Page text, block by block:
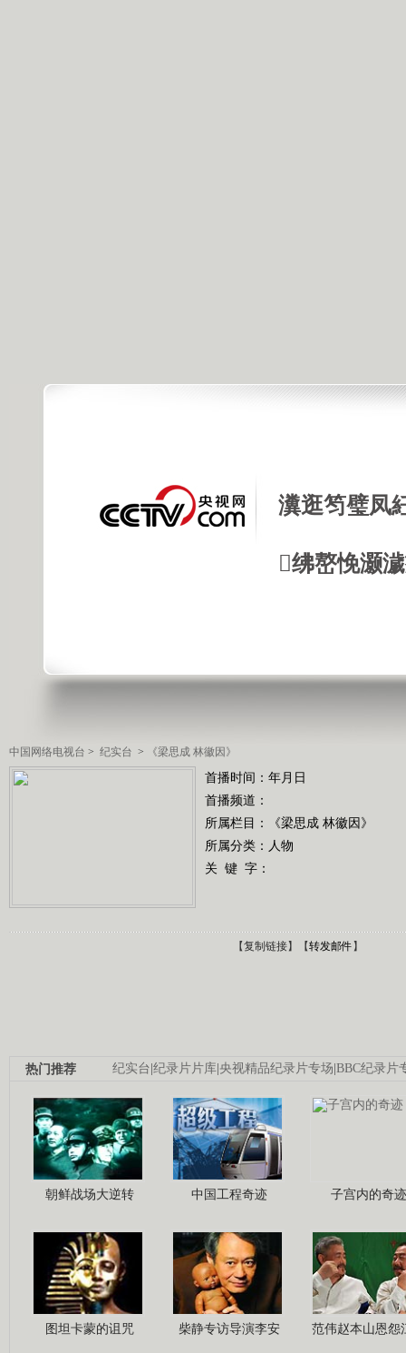
瀵逛笉璧凤
绋嶅悗灏
中国网络电视台 > 纪实台 > 《梁思成 林徽因》
首播时间：年月日
首播频道：
所属栏目：
《梁思成 林徽因》
所属分类：人物
关 键 字：
【复制链接】【转发邮件】
纪实台|纪录片片库|央视精品纪录片专场|BBC纪录片
热门推荐
朝鲜战场大逆转 中国工程奇迹 子宫内的奇迹
图坦卡蒙的诅咒 柴静专访导演李安 范伟赵本山恩怨